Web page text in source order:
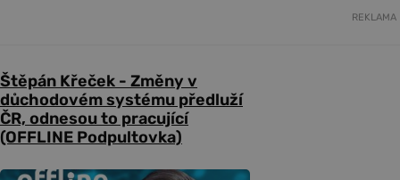
REKLAMA
Štěpán Křeček - Změny v
důchodovém systému předluží
ČR, odnesou to pracující
(OFFLINE Podpultovka)